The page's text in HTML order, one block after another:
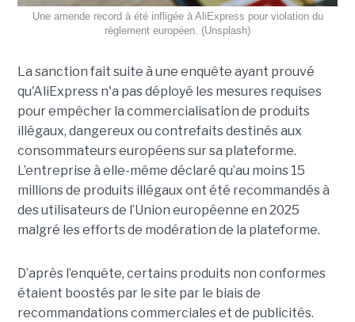
Une amende record à été infligée à AliExpress pour violation du
règlement européen. (Unsplash)
La sanction fait suite à une enquête ayant prouvé
qu'AliExpress n'a pas déployé les mesures requises
pour empêcher la commercialisation de produits
illégaux, dangereux ou contrefaits destinés aux
consommateurs européens sur sa plateforme.
L’entreprise à elle-même déclaré qu’au moins 15
millions de produits illégaux ont été recommandés à
des utilisateurs de l’Union européenne en 2025
malgré les efforts de modération de la plateforme.
D’après l’enquête, certains produits non conformes
étaient boostés par le site par le biais de
recommandations commerciales et de publicités.